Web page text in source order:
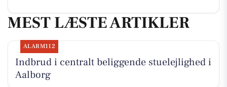
MEST LÆSTE ARTIKLER
ALARM112
Indbrud i centralt beliggende stuelejlighed i
Aalborg